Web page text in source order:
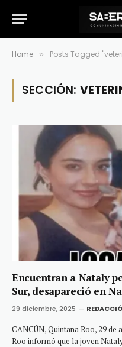
Home » Posts Tagged
SECCIÓN:
Encuentran a Nataly
Sur, desapareció en
29 diciembre, 2025
CANCÚN, Quintana Roo, 29
Roo informó que la joven